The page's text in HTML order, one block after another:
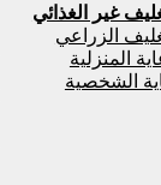
غير الغذائي
الزراعي
المنزلية
الشخصية